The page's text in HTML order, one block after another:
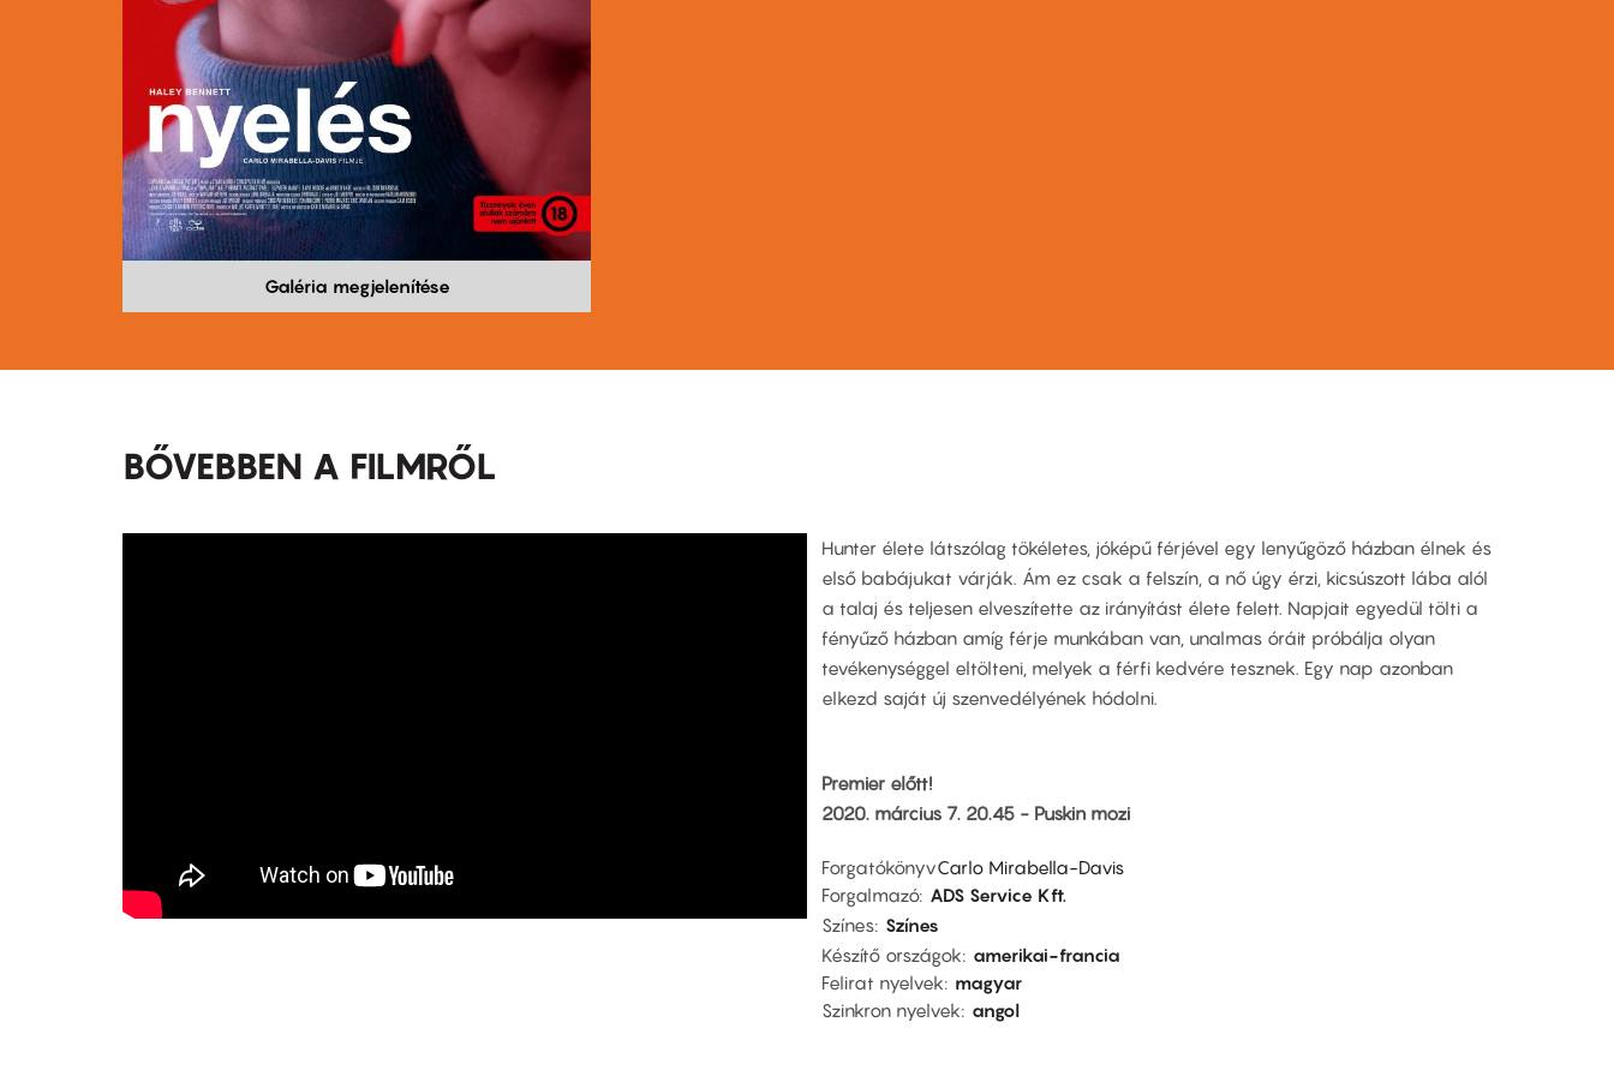
Galéria megjelenítése
BŐVEBBEN A FILMRŐL
Hunter élete látszólag tökéletes, jóképű férjével egy lenyűgöző házban élnek és
első babájukat várják. Ám ez csak a felszín, a nő úgy érzi, kicsúszott lába alól
a talaj és teljesen elveszítette az irányítást élete felett. Napjait egyedül tölti a
fényűző házban amíg férje munkában van, unalmas óráit próbálja olyan
tevékenységgel eltölteni, melyek a férfi kedvére tesznek. Egy nap azonban
elkezd saját új szenvedélyének hódolni.
Premier előtt!
2020. március 7. 20.45 - Puskin mozi
ForgatókönyvCarlo Mirabella-Davis
Forgalmazó ADS Service Kft.
Színes Színes
Készítő országok
amerikai-francia
Felirat nyelvek
magyar
Szinkron nyelvek
angol